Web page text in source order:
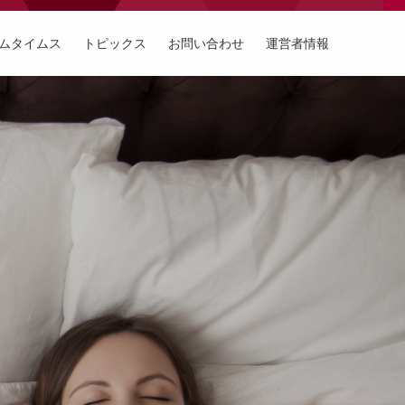
タイムス トピックス お問い合わせ 運営者情報